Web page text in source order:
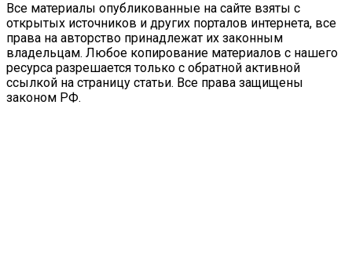
Все материалы опубликованные на сайте взяты с
открытых источников и других порталов интернета, все
права на авторство принадлежат их законным
владельцам. Любое копирование материалов с нашего
ресурса разрешается только с обратной активной
ссылкой на страницу статьи. Все права защищены
законом РФ.